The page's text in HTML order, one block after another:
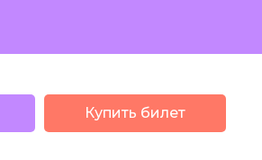
Купить билет